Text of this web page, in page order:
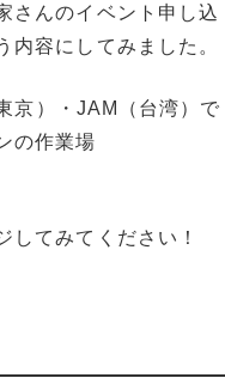
さんのイベント申し込
容にしてみました。
京）・JAM（台湾）で
の作業場
してみてください！